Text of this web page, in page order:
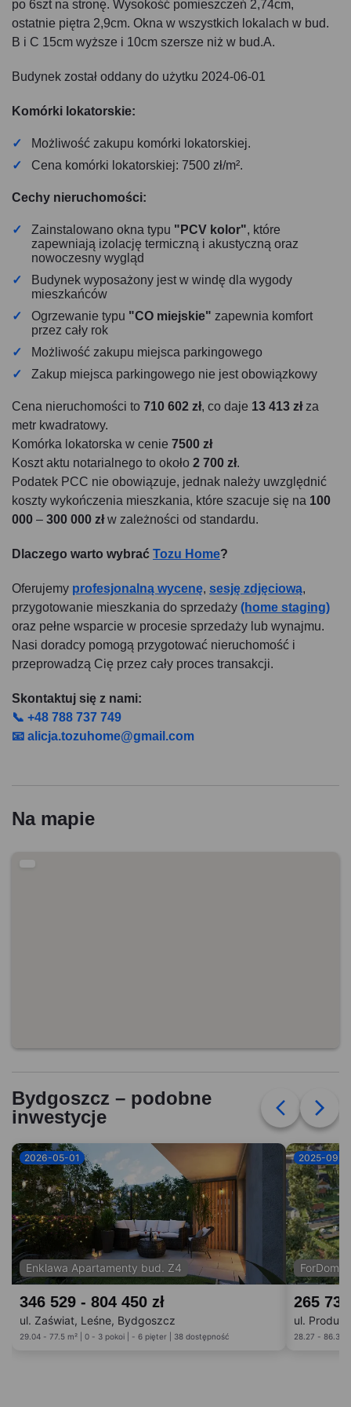
po 6szt na stronę. Wysokość pomieszczeń 2,74cm,
ostatnie piętra 2,9cm. Okna w wszystkich lokalach w bud.
B i C 15cm wyższe i 10cm szersze niż w bud.A.
Budynek został oddany do użytku 2024-06-01
Komórki lokatorskie:
Możliwość zakupu komórki lokatorskiej.
Cena komórki lokatorskiej: 7500 zł/m².
Cechy nieruchomości:
Zainstalowano okna typu "PCV kolor", które
zapewniają izolację termiczną i akustyczną oraz
nowoczesny wygląd
Budynek wyposażony jest w windę dla wygody
mieszkańców
Ogrzewanie typu "CO miejskie" zapewnia komfort
przez cały rok
Możliwość zakupu miejsca parkingowego
Zakup miejsca parkingowego nie jest obowiązkowy
Cena nieruchomości to 710 602 zł, co daje 13 413 złza
metr kwadratowy.
Komórka lokatorska w cenie 7500 zł
Koszt aktu notarialnego to około 2 700 zł.
Podatek PCC nie obowiązuje, jednak należy uwzględnić
koszty wykończenia mieszkania, które szacuje się na 100
000 – 300 000 złw zależności od standardu.
Dlaczego warto wybrać Tozu Home?
Oferujemy profesjonalną wycenę, sesję zdjęciową,
przygotowanie mieszkania do sprzedaży (home staging)
oraz pełne wsparcie w procesie sprzedaży lub wynajmu.
Nasi doradcy pomogą przygotować nieruchomość i
przeprowadzą Cię przez cały proces transakcji.
Skontaktuj się z nami:
📞 +48 788 737 749
📧 alicja.tozuhome@gmail.com
Na mapie
Bydgoszcz – podobne
inwestycje
2026-05-01
Enklawa Apartamenty bud. Z4
346 529 - 804 450 zł
ul. Zaświat, Leśne, Bydgoszcz
29.04 - 77.5 m² | 0 - 3 pokoi | - 6 pięter | 38 dostępność
2025-09-
ForDom
265
ul.